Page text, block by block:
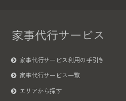
家事代行サービス
家事代行サービス利用の手引き
家事代行サービス一覧
エリアから探す